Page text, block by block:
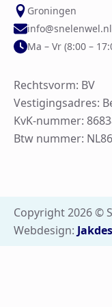
Groningen
info@snelenwel.nl
Ma – Vr (8:00 –
Rechtsvorm: BV
Vestigingsadres:
KvK-nummer:
Btw nummer:
Copyright 2026 ©
Webdesign: